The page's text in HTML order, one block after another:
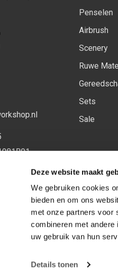
Deze website maakt
We gebruiken cookies
bieden en om ons
met onze partners voor
combineren met
uw gebruik van hun
Details tonen
Penselen
Airbrush
Scenery
Ruwe
Sets
Sale